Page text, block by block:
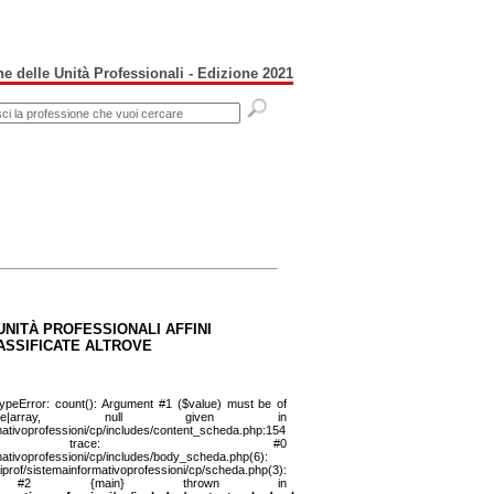
delle Unità Professionali - Edizione 2021
PROFESSIONALI AFFINI
ALTROVE
count(): Argument #1 ($value) must be of
null given in
cp/includes/content_scheda.php:154
trace: #0
cp/includes/body_scheda.php(6):
sistemainformativoprofessioni/cp/scheda.php(3):
#2 {main} thrown in